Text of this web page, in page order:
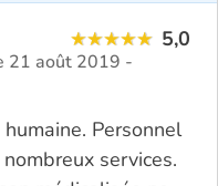
5,0
21 août 2019 -
Personnel
services.